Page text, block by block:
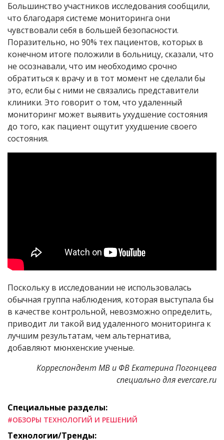
Большинство участников исследования сообщили,
что благодаря системе мониторинга они
чувствовали себя в большей безопасности.
Поразительно, но 90% тех пациентов, которых в
конечном итоге положили в больницу, сказали, что
не осознавали, что им необходимо срочно
обратиться к врачу и в тот момент не сделали бы
это, если бы с ними не связались представители
клиники. Это говорит о том, что удаленный
мониторинг может выявить ухудшение состояния
до того, как пациент ощутит ухудшение своего
состояния.
Поскольку в исследовании не использовалась
обычная группа наблюдения, которая выступала бы
в качестве контрольной, невозможно определить,
приводит ли такой вид удаленного мониторинга к
лучшим результатам, чем альтернатива,
добавляют мюнхенские ученые.
Корреспондент МВ и ФВ Екатерина Погонцева
специально для evercare.ru
Специальные разделы:
#ОБЗОРЫ ТЕХНОЛОГИЙ И РЕШЕНИЙ
Технологии/Тренды: